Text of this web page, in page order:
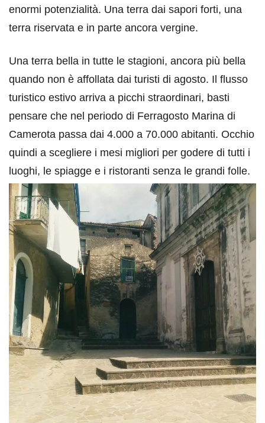
enormi potenzialità. Una terra dai sapori forti, una
terra riservata e in parte ancora vergine.
Una terra bella in tutte le stagioni, ancora più bella
quando non è affollata dai turisti di agosto. Il flusso
turistico estivo arriva a picchi straordinari, basti
pensare che nel periodo di Ferragosto Marina di
Camerota passa dai 4.000 a 70.000 abitanti. Occhio
quindi a scegliere i mesi migliori per godere di tutti i
luoghi, le spiagge e i ristoranti senza le grandi folle.